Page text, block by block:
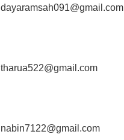
dayaramsah091@gmail.com
tharua522@gmail.com
nabin7122@gmail.com